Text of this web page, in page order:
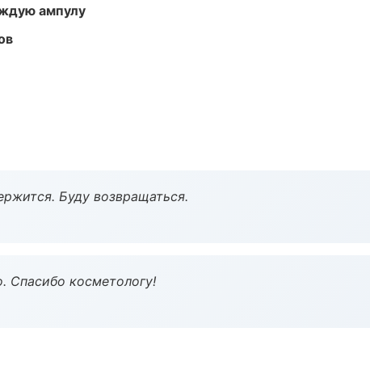
ампулу
Буду возвращаться.
Спасибо косметологу!